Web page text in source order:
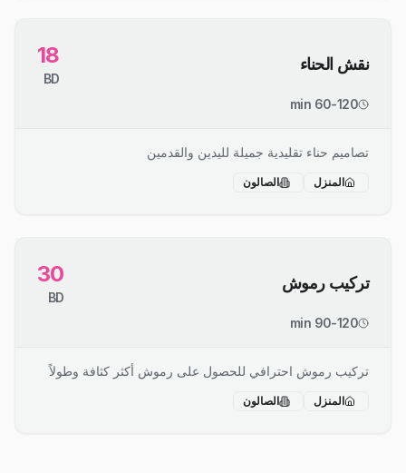
نقش الحناء 18
BD
60-120 min
تصاميم حناء تقليدية جميلة لليدين والقدمين
المنزل الصالون
تركيب رموش 30
BD
90-120 min
تركيب رموش احترافي للحصول على رموش أكثر كثافة وطولاً
المنزل الصالون